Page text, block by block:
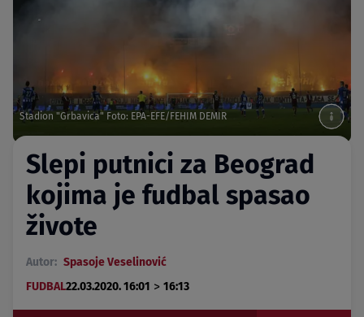
Stadion "Grbavica" Foto: EPA-EFE/FEHIM DEMIR
Slepi putnici za Beograd
kojima je fudbal spasao
živote
Autor: Spasoje Veselinović
FUDBAL22.03.2020. 16:01 > 16:13